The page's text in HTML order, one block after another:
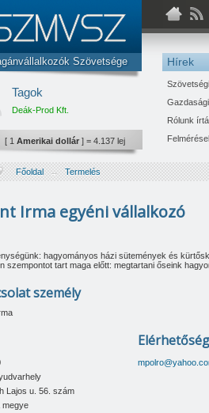
Szövetsége
Az Ön érdekképviselete.
www.szmvsz.ro
[ 1 Amerikai dollár ] = 4.137 lej
Tagok
Xil Power Eqology Kft.
Deák-Prod Kft.
Safe Drive Master Kft.
Bálint Irma egyéni vállalkozó
Lemncut Solutions Kft.
Expert Print Kft.
Hírek
Rólunk
Főoldal → Termelés
Irma egyéni vállalkozó
hagyományos házi sütemények és
szempontot tart maga előtt: megtartani őseink
személy
Lajos u. 56. szám
megye